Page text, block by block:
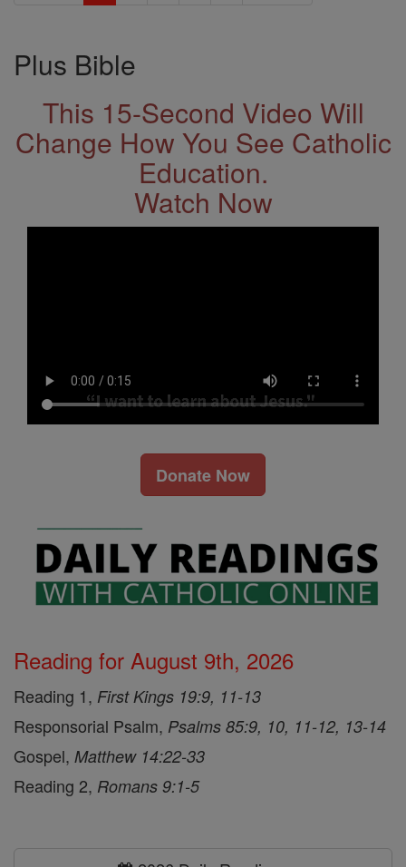
Plus Bible
This 15-Second Video Will
Change How You See Catholic
Education.
Watch Now
Donate Now
Reading for August 9th, 2026
Reading 1, First Kings 19:9, 11-13
Responsorial Psalm, Psalms 85:9, 10, 11-12, 13-14
Gospel, Matthew 14:22-33
Reading 2, Romans 9:1-5